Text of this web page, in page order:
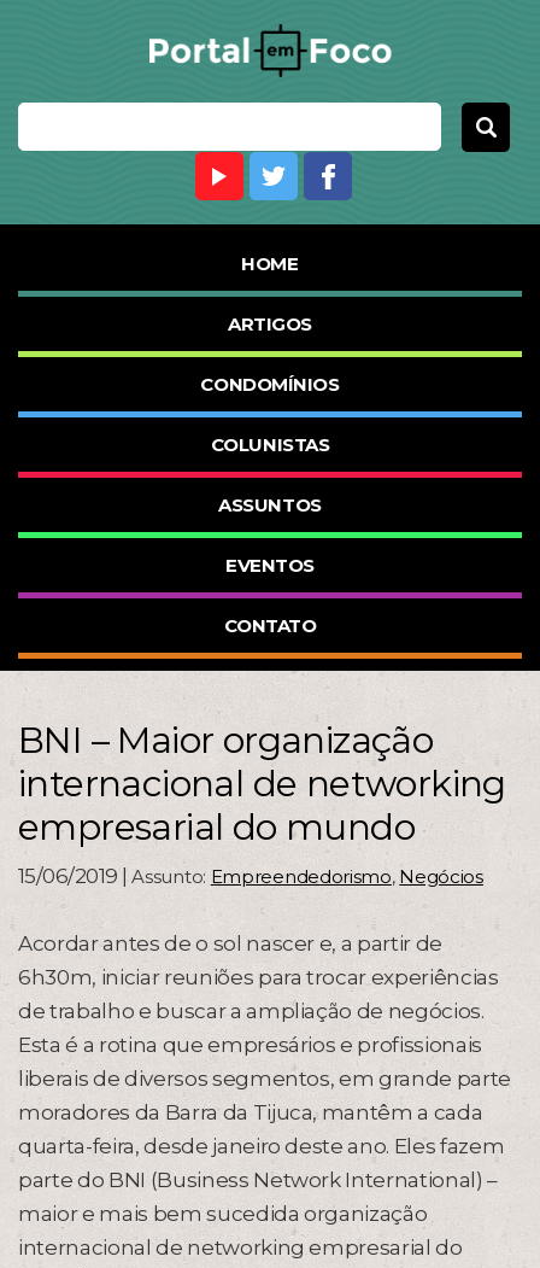
HOME
ARTIGOS
CONDOMÍNIOS
COLUNISTAS
ASSUNTOS
EVENTOS
CONTATO
BNI – Maior organização
internacional de networking
empresarial do mundo
15/06/2019 |Assunto: Empreendedorismo, Negócios
Acordar antes de o sol nascer e, a partir de
6h30m, iniciar reuniões para trocar experiências
de trabalho e buscar a ampliação de negócios.
Esta é a rotina que empresários e profissionais
liberais de diversos segmentos, em grande parte
moradores da Barra da Tijuca, mantêm a cada
quarta-feira, desde janeiro deste ano. Eles fazem
parte do BNI (Business Network International) –
maior e mais bem sucedida organização
internacional de networking empresarial do